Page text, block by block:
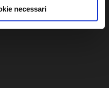
necessari
accessibilità